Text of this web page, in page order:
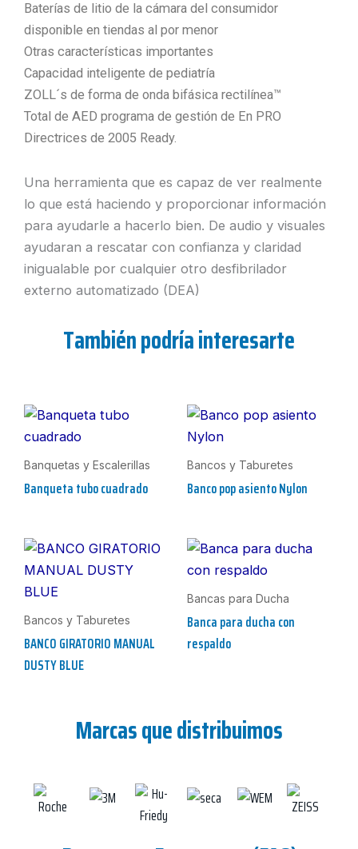
Baterías de litio de la cámara del consumidor
disponible en tiendas al por menor
Otras características importantes
Capacidad inteligente de pediatría
ZOLL´s de forma de onda bifásica rectilínea™
Total de AED programa de gestión de En PRO
Directrices de 2005 Ready.
Una herramienta que es capaz de ver realmente
lo que está haciendo y proporcionar información
para ayudarle a hacerlo bien. De audio y visuales
ayudaran a rescatar con confianza y claridad
inigualable por cualquier otro desfibrilador
externo automatizado (DEA)
También podría interesarte
Banquetas y Escalerillas
Banqueta tubo cuadrado
Bancos y Taburetes
Banco pop asiento Nylon
Bancos y Taburetes
BANCO GIRATORIO MANUAL
DUSTY BLUE
Bancas para Ducha
Banca para ducha con
respaldo
Marcas que distribuimos